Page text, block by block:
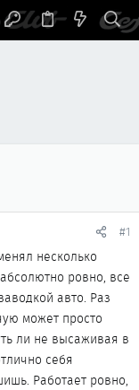
#1
несколько
ровно, все
авто. Раз
может просто
ли не высаживая в
себя
Работает ровно,